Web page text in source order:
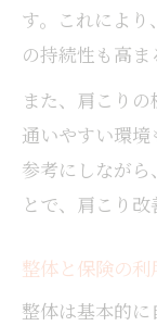
す。これによ
の持続性も高ま
また、肩こり
通いやすい環
参考にしなが
とで、肩こり改
整体と保険の
整体は基本的